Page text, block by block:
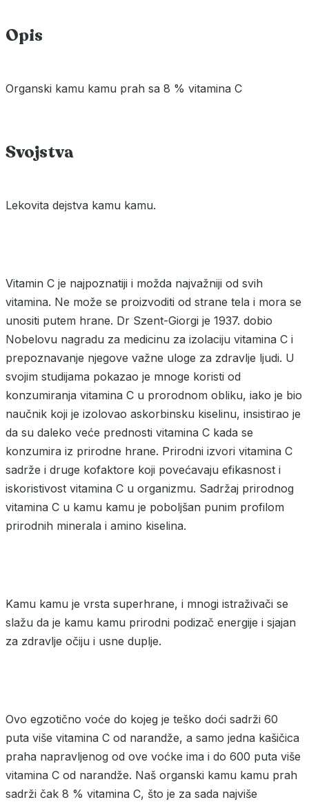
Opis
Organski kamu kamu prah sa 8 % vitamina C
Svojstva
Lekovita dejstva kamu kamu.
Vitamin C je najpoznatiji i možda najvažniji od svih
vitamina. Ne može se proizvoditi od strane tela i mora se
unositi putem hrane. Dr Szent-Giorgi je 1937. dobio
Nobelovu nagradu za medicinu za izolaciju vitamina C i
prepoznavanje njegove važne uloge za zdravlje ljudi. U
svojim studijama pokazao je mnoge koristi od
konzumiranja vitamina C u prorodnom obliku, iako je bio
naučnik koji je izolovao askorbinsku kiselinu, insistirao je
da su daleko veće prednosti vitamina C kada se
konzumira iz prirodne hrane. Prirodni izvori vitamina C
sadrže i druge kofaktore koji povećavaju efikasnost i
iskoristivost vitamina C u organizmu. Sadržaj prirodnog
vitamina C u kamu kamu je poboljšan punim profilom
prirodnih minerala i amino kiselina.
Kamu kamu je vrsta superhrane, i mnogi istraživači se
slažu da je kamu kamu prirodni podizač energije i sjajan
za zdravlje očiju i usne duplje.
Ovo egzotično voće do kojeg je teško doći sadrži 60
puta više vitamina C od narandže, a samo jedna kašičica
praha napravljenog od ove voćke ima i do 600 puta više
vitamina C od narandže. Naš organski kamu kamu prah
sadrži čak 8 % vitamina C, što je za sada najviše